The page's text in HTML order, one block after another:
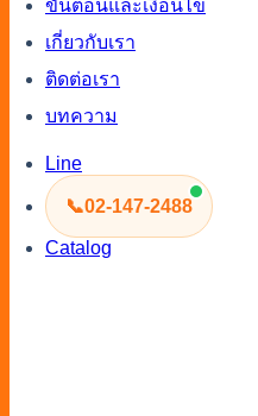
ขั้นตอนและเงื่อนไข
เกี่ยวกับเรา
ติดต่อเรา
บทความ
Line
📞02-147-2488
Catalog